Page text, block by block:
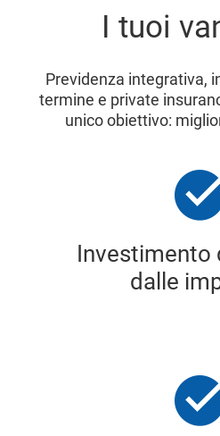
I tuoi
Previdenza integrativa,
termine e private
unico obiettivo:
Investimento
dalle